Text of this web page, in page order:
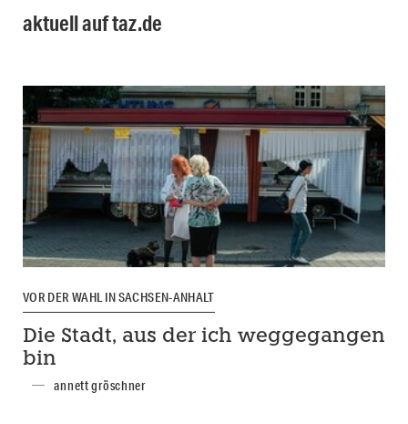
aktuell auf taz.de
VOR DER WAHL IN SACHSEN-ANHALT
Die Stadt, aus der ich weggegangen
bin
annett gröschner